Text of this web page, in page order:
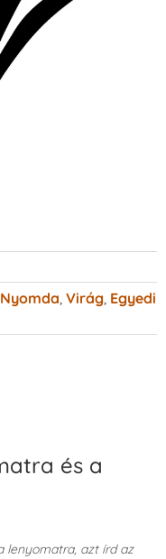
Nyomda Virág Egyedi
és a
lenyomatra, azt írd az